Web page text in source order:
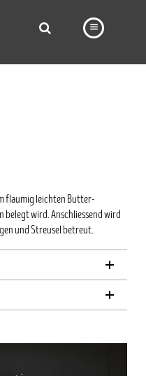
flaumig leichten Butter-
belegt wird. Anschliessend wird
und Streusel betreut.